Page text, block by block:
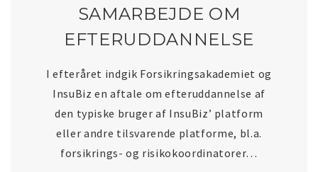
SAMARBEJDE OM
EFTERUDDANNELSE
I efteråret indgik Forsikringsakademiet og
InsuBiz en aftale om efteruddannelse af
den typiske bruger af InsuBiz’ platform
eller andre tilsvarende platforme, bl.a.
forsikrings- og risikokoordinatorer…